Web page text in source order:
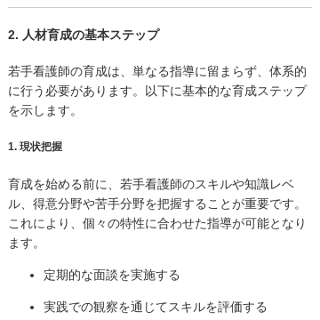
2. 人材育成の基本ステップ
若手看護師の育成は、単なる指導に留まらず、体系的
に行う必要があります。以下に基本的な育成ステップ
を示します。
1. 現状把握
育成を始める前に、若手看護師のスキルや知識レベ
ル、得意分野や苦手分野を把握することが重要です。
これにより、個々の特性に合わせた指導が可能となり
ます。
定期的な面談を実施する
実践での観察を通じてスキルを評価する